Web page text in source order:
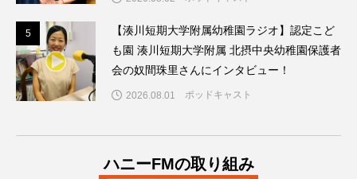
ダイヤモンド 私たちの衣装工房
ダニエル・オートゥイユ
5
【湊川短期大学附属幼稚園ラジオ】認定こど
も園 湊川短期大学附属 北摂中央幼稚園保護者
会の奴間珠里さんにインタビュー！
2026.08.01 ポッドキャスト
ハニーFMの取り組み